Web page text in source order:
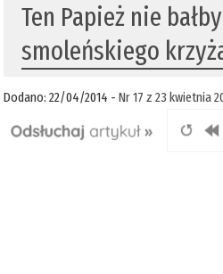
Ten Papież nie
smoleńskiego
Dodano: 22/04/2014 -Nr 17 z 23 kwietnia